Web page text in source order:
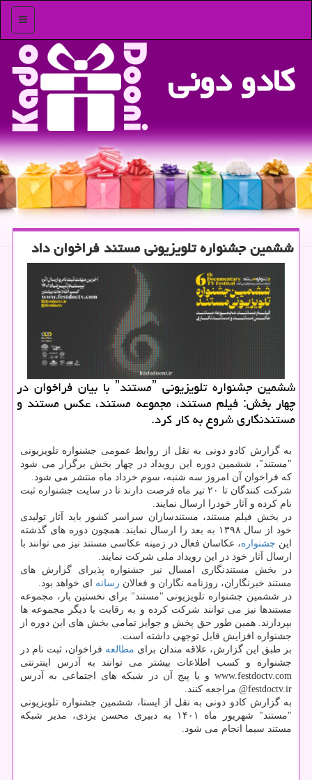
منو
كادو دونی
ششمین جشنواره تلویزیونی مستند فراخوان داد
ششمین جشنواره تلویزیونی ˮمستندˮ با بیان فراخوان در
چهار بخش: فیلم مستند، مجموعه مستند، عکس مستند و
مستندنگاری شروع به کار کرد.
به گزارش کادو دونی به نقل از روابط عمومی جشنواره تلویزیونی
"مستند"، ششمین دوره این رویداد در چهار بخش برگزار می شود
که فراخوان آن امروز سه شنبه، سوم خرداد ماه منتشر می شود.
شرکت کنندگان تا ۲۰ تیر ماه فرصت دارند تا در سایت جشنواره ثبت
نام کرده و آثار خودرا ارسال نمایند.
در بخش فیلم مستند، مستندسازان سراسر کشور باید آثار تولیدی
خود از سال ۱۳۹۸ به بعد را ارسال نمایند. همچون دوره های گذشته
این جشنواره، عکاسان فعال در زمینه عکاسی مستند نیز می توانند با
ارسال آثار خود در این رویداد ملی شرکت نمایند.
در بخش مستندنگاری امسال نیز جشنواره پذیرای گزارش های
مستند خبرنگاران، روزنامه نگاران و فعالان رسانه ای خواهد بود.
در ششمین جشنواره تلویزیونی "مستند" برای نخستین بار، مجموعه
مستندها نیز می توانند شرکت کرده و به رقابت با دیگر مجموعه ها
بپردازند. همین طور حق پخش و جوایز تمامی بخش های این دوره از
جشنواره افزایش قابل توجهی داشته است.
بر طبق این گزارش، علاقه مندان برای مطالعه فراخوان، ثبت نام در
جشنواره و کسب اطلاعات بیشتر می توانند به آدرس اینترنتی
www.festdoctv.com و یا پیج آن در شبکه های اجتماعی به آدرس
festdoctv.ir@ مراجعه کنند.
به گزارش کادو دونی به نقل از ایسنا، ششمین جشنواره تلویزیونی
"مستند" شهریور ماه ۱۴۰۱ به دبیری محسن یزدی، مدیر شبکه
مستند سیما انجام می شود.